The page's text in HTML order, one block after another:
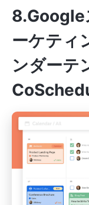
8.Google
ーケティ
ンダーテ